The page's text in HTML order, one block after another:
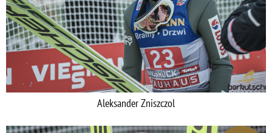
Aleksander Zniszczol